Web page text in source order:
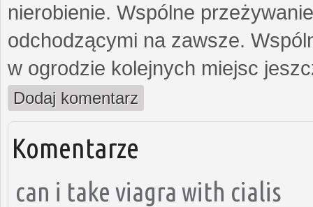
nierobienie. Wspólne
odchodzącymi na zawsze.
w ogrodzie kolejnych miejsc
Dodaj komentarz
Komentarze
can i take viagra with cialis